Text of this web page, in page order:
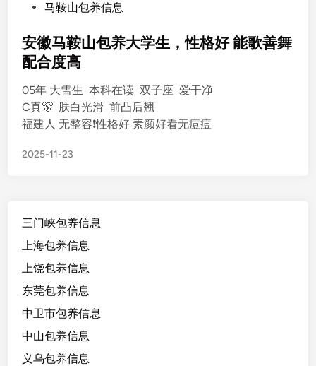
t
e
i
n
马鞍山包养信息
安徽马鞍山包养大学生，性格好 能歌善舞
配合度高
05年 大雪生 本科在读 双子座 爱干净
C真🐻 肤白光滑 前凸后翘
福建人 无整容❗️性格好 素颜好看无痘痘
2025-11-23
三门峡包养信息
上海包养信息
上饶包养信息
东莞包养信息
中卫市包养信息
中山包养信息
义乌包养信息